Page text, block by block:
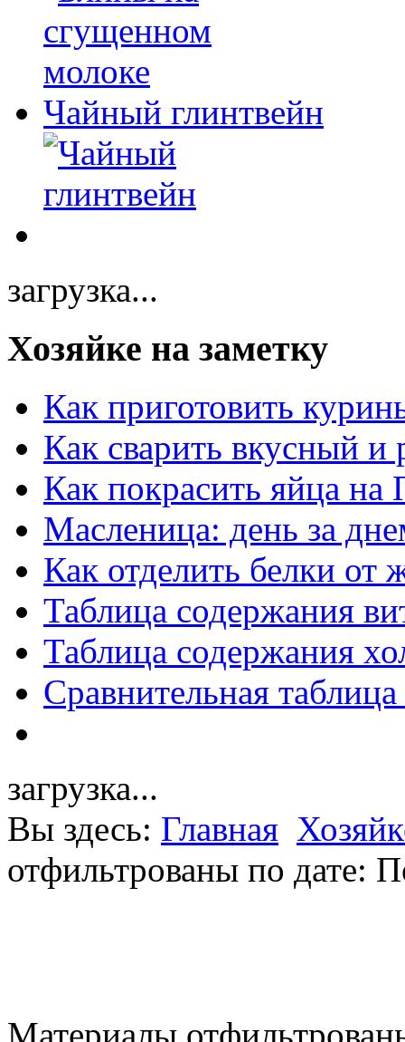
Чайный глинтвейн
загрузка...
Хозяйке на заметку
Как приготовить
Как сварить вкусный и
Как покрасить яйца на
Масленица: день за
Как отделить белки от
Таблица содержания
Таблица содержания
Сравнительная
загрузка...
Вы здесь: Главная
отфильтрованы по дате: